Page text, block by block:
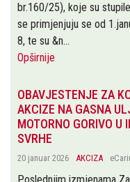
br.160/25), koje su
se primjenjuju se od
8, te su &n...
Opširnije
OBAVJESTENJE ZA
AKCIZE NA GASNA
MOTORNO GORIVO U
SVRHE
20 januar 2026 AKCIZA